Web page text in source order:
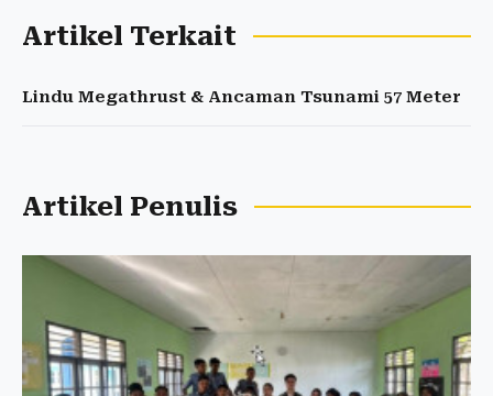
Artikel Terkait
Lindu Megathrust & Ancaman Tsunami 57 Meter
Artikel Penulis